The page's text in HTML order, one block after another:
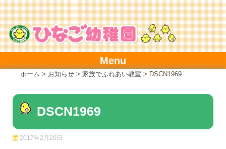
Skip
to
content
Menu
ホーム > お知らせ > 家族でふれあい教室 > DSCN1969
DSCN1969
2017年2月20日